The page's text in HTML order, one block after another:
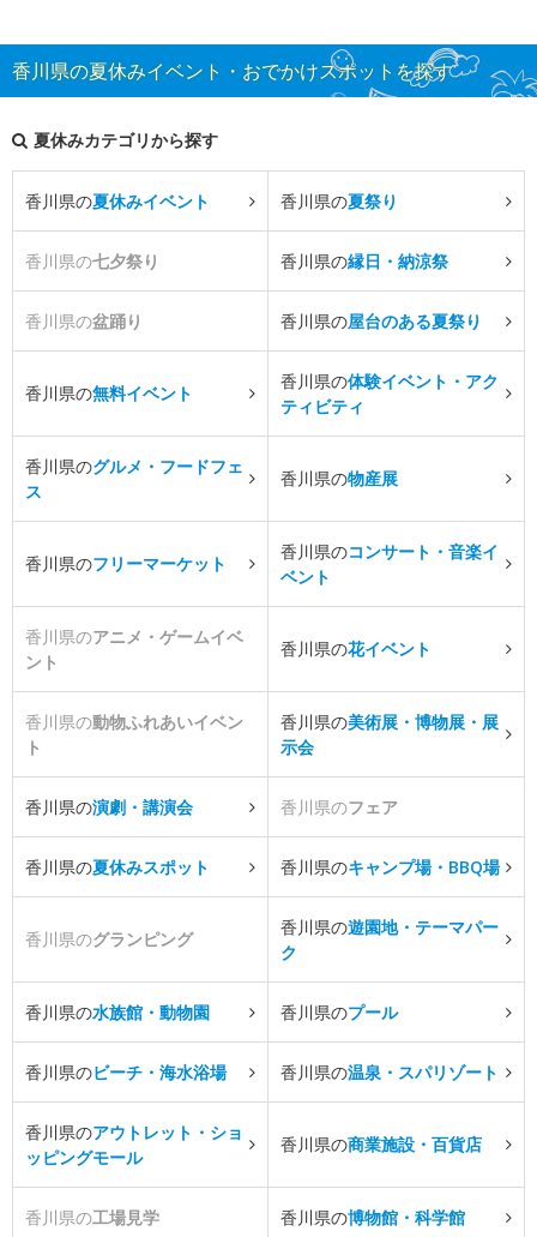
香川県の夏休みイベント・おでかけスポットを探す
夏休みカテゴリから探す
香川県の夏休みイベント 香川県の夏祭り
香川県の七夕祭り 香川県の縁日・納涼祭
香川県の盆踊り 香川県の屋台のある夏祭り
香川県の無料イベント
香川県の体験イベント・アク
ティビティ
香川県のグルメ・フードフェ
ス
香川県の物産展
香川県のフリーマーケット
香川県のコンサート・音楽イ
ベント
香川県のアニメ・ゲームイベ
ント
香川県の花イベント
香川県の動物ふれあいイベン
ト
香川県の美術展・博物展・展
示会
香川県の演劇・講演会 香川県のフェア
香川県の夏休みスポット 香川県のキャンプ場・BBQ場
香川県のグランピング
香川県の遊園地・テーマパー
ク
香川県の水族館・動物園 香川県のプール
香川県のビーチ・海水浴場 香川県の温泉・スパリゾート
香川県のアウトレット・ショ
ッピングモール
香川県の商業施設・百貨店
香川県の工場見学 香川県の博物館・科学館